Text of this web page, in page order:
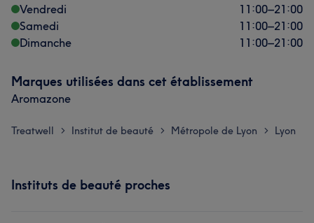
Vendredi
11:00–21:00
Samedi
11:00–21:00
Dimanche
11:00–21:00
Marques utilisées dans cet établissement
Aromazone
Treatwell > Institut de beauté > Métropole de Lyon > Lyon
Instituts de beauté proches